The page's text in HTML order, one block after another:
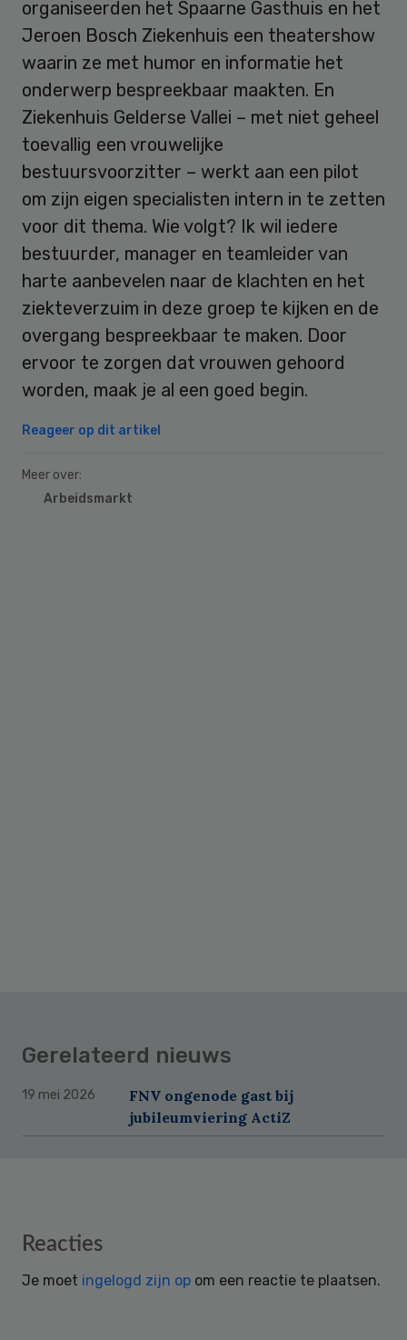
organiseerden het Spaarne Gasthuis en het
Jeroen Bosch Ziekenhuis een theatershow
waarin ze met humor en informatie het
onderwerp bespreekbaar maakten. En
Ziekenhuis Gelderse Vallei – met niet geheel
toevallig een vrouwelijke
bestuursvoorzitter – werkt aan een pilot
om zijn eigen specialisten intern in te zetten
voor dit thema. Wie volgt? Ik wil iedere
bestuurder, manager en teamleider van
harte aanbevelen naar de klachten en het
ziekteverzuim in deze groep te kijken en de
overgang bespreekbaar te maken. Door
ervoor te zorgen dat vrouwen gehoord
worden, maak je al een goed begin.
Reageer op dit artikel
Meer over:
Arbeidsmarkt
Gerelateerd nieuws
19 mei 2026
FNV ongenode gast bij
jubileumviering ActiZ
Reader
Reacties
Je moet ingelogd zijn op om een reactie te plaatsen.